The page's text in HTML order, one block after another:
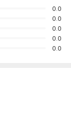
0.0
0.0
0.0
0.0
0.0